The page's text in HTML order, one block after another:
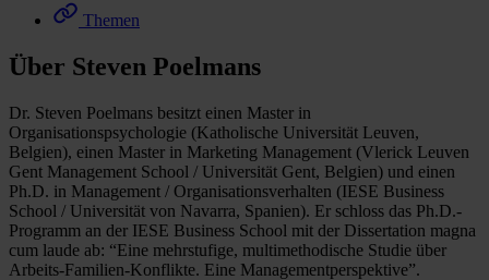
Themen
Über Steven Poelmans
Dr. Steven Poelmans besitzt einen Master in
Organisationspsychologie (Katholische Universität Leuven,
Belgien), einen Master in Marketing Management (Vlerick Leuven
Gent Management School / Universität Gent, Belgien) und einen
Ph.D. in Management / Organisationsverhalten (IESE Business
School / Universität von Navarra, Spanien). Er schloss das Ph.D.-
Programm an der IESE Business School mit der Dissertation magna
cum laude ab: “Eine mehrstufige, multimethodische Studie über
Arbeits-Familien-Konflikte. Eine Managementperspektive”.